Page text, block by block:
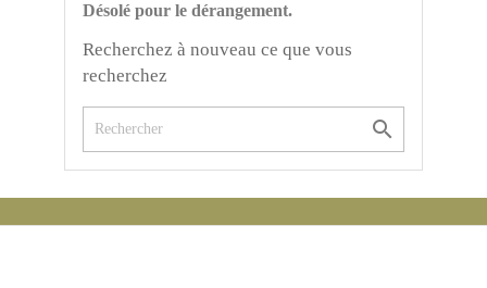
Désolé pour le dérangement.
Recherchez à nouveau ce que vous
recherchez
